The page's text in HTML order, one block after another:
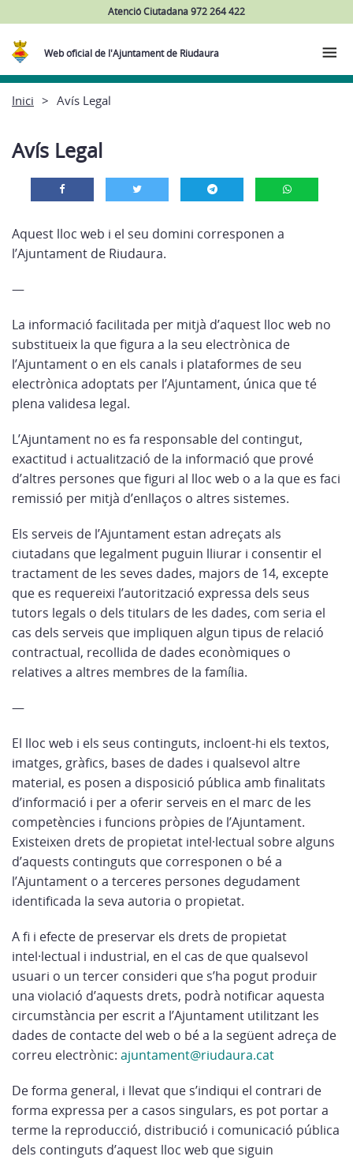
Atenció Ciutadana 972 264 422
Web oficial de l'Ajuntament de Riudaura
Inici Avís Legal
Avís Legal
Aquest lloc web i el seu domini corresponen a
l’Ajuntament de Riudaura.
—
La informació facilitada per mitjà d’aquest lloc web no
substitueix la que figura a la seu electrònica de
l’Ajuntament o en els canals i plataformes de seu
electrònica adoptats per l’Ajuntament, única que té
plena validesa legal.
L’Ajuntament no es fa responsable del contingut,
exactitud i actualització de la informació que prové
d’altres persones que figuri al lloc web o a la que es faci
remissió per mitjà d’enllaços o altres sistemes.
Els serveis de l’Ajuntament estan adreçats als
ciutadans que legalment puguin lliurar i consentir el
tractament de les seves dades, majors de 14, excepte
que es requereixi l’autorització expressa dels seus
tutors legals o dels titulars de les dades, com seria el
cas dels serveis que impliquen algun tipus de relació
contractual, recollida de dades econòmiques o
relatives a altres membres de la família.
—
El lloc web i els seus continguts, incloent-hi els textos,
imatges, gràfics, bases de dades i qualsevol altre
material, es posen a disposició pública amb finalitats
d’informació i per a oferir serveis en el marc de les
competències i funcions pròpies de l’Ajuntament.
Existeixen drets de propietat intel·lectual sobre alguns
d’aquests continguts que corresponen o bé a
l’Ajuntament o a terceres persones degudament
identificada la seva autoria o propietat.
A fi i efecte de preservar els drets de propietat
intel·lectual i industrial, en el cas de que qualsevol
usuari o un tercer consideri que s’ha pogut produir
una violació d’aquests drets, podrà notificar aquesta
circumstància per escrit a l’Ajuntament utilitzant les
dades de contacte del web o bé a la següent adreça de
correu electrònic: ajuntament@riudaura.cat
De forma general, i llevat que s’indiqui el contrari de
forma expressa per a casos singulars, es pot portar a
terme la reproducció, distribució i comunicació pública
dels continguts d’aquest lloc web que siguin